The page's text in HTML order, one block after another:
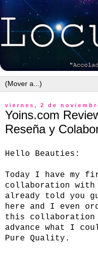
viernes, 2 de
Yoins.com
Reseña y
Hello Beauties:
Today I have my
collaboration
already told you
here and I even
this collaboration
advance what I
Pure Quality.